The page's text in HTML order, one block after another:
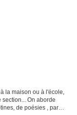
la maison ou à l'école,
On aborde
de poésies , par